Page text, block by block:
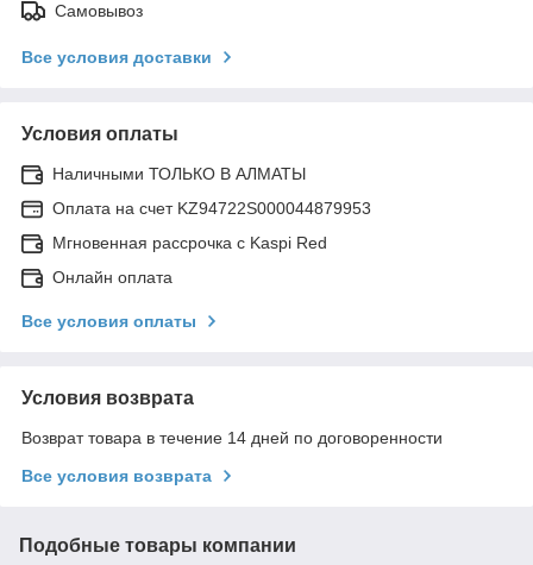
Самовывоз
Все условия доставки
Условия оплаты
Наличными ТОЛЬКО В АЛМАТЫ
Оплата на счет KZ94722S000044879953
Мгновенная рассрочка с Kaspi Red
Онлайн оплата
Все условия оплаты
Условия возврата
Возврат товара в течение 14 дней по договоренности
Все условия возврата
Подобные товары компании